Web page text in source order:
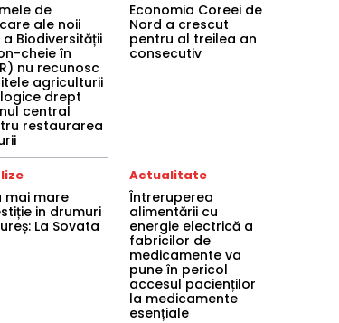
de
ale noii
a Biodiversității
cheie în
nu recunosc
agriculturii
drept
central
restaurarea
Economia Coreei de
Nord a crescut
pentru al treilea an
consecutiv
mai mare
in drumuri
La Sovata
Actualitate
Întreruperea
alimentării cu
energie electrică a
fabricilor de
medicamente va
pune în pericol
accesul pacienților
la medicamente
esențiale